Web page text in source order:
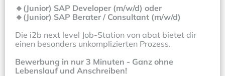
🔹(Junior) SAP Developer (m/w/d) oder
🔹(Junior) SAP Berater / Consultant (m/w/d)
Die i2b next level Job-Station von abat bietet dir
einen besonders unkomplizierten Prozess.
Bewerbung in nur 3 Minuten - Ganz ohne
Lebenslauf und Anschreiben!